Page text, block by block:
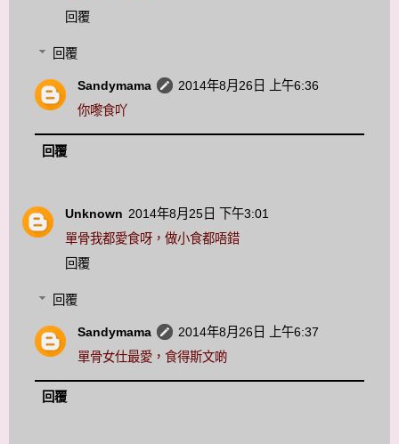
回覆
回覆
Sandymama
2014年8月26日 上午6:36
你嚟食吖
回覆
Unknown 2014年8月25日 下午3:01
單骨我都愛食呀，做小食都唔錯
回覆
回覆
Sandymama
2014年8月26日 上午6:37
單骨女仕最愛，食得斯文啲
回覆